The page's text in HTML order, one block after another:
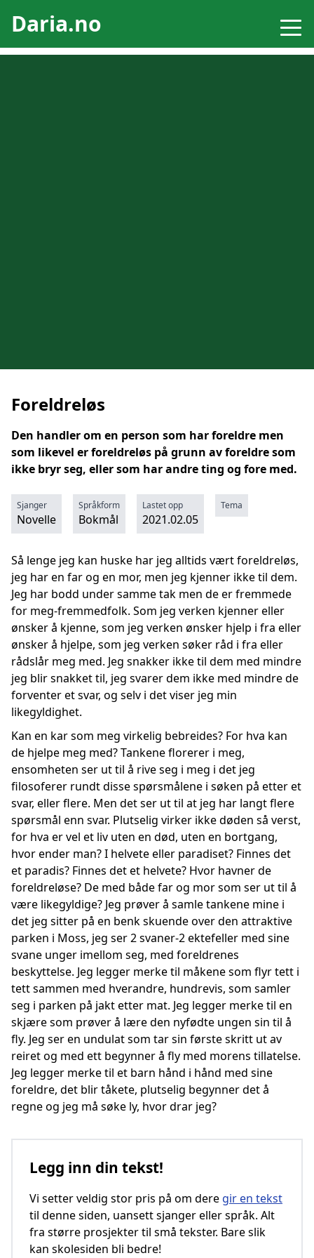
Daria.no
Foreldreløs
Den handler om en person som har foreldre men
som likevel er foreldreløs på grunn av foreldre som
ikke bryr seg, eller som har andre ting og fore med.
Sjanger
Novelle
Språkform
Bokmål
Lastet opp
2021.02.05
Tema
Så lenge jeg kan huske har jeg alltids vært foreldreløs,
jeg har en far og en mor, men jeg kjenner ikke til dem.
Jeg har bodd under samme tak men de er fremmede
for meg-fremmedfolk. Som jeg verken kjenner eller
ønsker å kjenne, som jeg verken ønsker hjelp i fra eller
ønsker å hjelpe, som jeg verken søker råd i fra eller
rådslår meg med. Jeg snakker ikke til dem med mindre
jeg blir snakket til, jeg svarer dem ikke med mindre de
forventer et svar, og selv i det viser jeg min
likegyldighet.
Kan en kar som meg virkelig bebreides? For hva kan
de hjelpe meg med? Tankene florerer i meg,
ensomheten ser ut til å rive seg i meg i det jeg
filosoferer rundt disse spørsmålene i søken på etter et
svar, eller flere. Men det ser ut til at jeg har langt flere
spørsmål enn svar. Plutselig virker ikke døden så verst,
for hva er vel et liv uten en død, uten en bortgang,
hvor ender man? I helvete eller paradiset? Finnes det
et paradis? Finnes det et helvete? Hvor havner de
foreldreløse? De med både far og mor som ser ut til å
være likegyldige? Jeg prøver å samle tankene mine i
det jeg sitter på en benk skuende over den attraktive
parken i Moss, jeg ser 2 svaner-2 ektefeller med sine
svane unger imellom seg, med foreldrenes
beskyttelse. Jeg legger merke til måkene som flyr tett i
tett sammen med hverandre, hundrevis, som samler
seg i parken på jakt etter mat. Jeg legger merke til en
skjære som prøver å lære den nyfødte ungen sin til å
fly. Jeg ser en undulat som tar sin første skritt ut av
reiret og med ett begynner å fly med morens tillatelse.
Jeg legger merke til et barn hånd i hånd med sine
foreldre, det blir tåkete, plutselig begynner det å
regne og jeg må søke ly, hvor drar jeg?
Legg inn din tekst!
Vi setter veldig stor pris på om dere gir en tekst
til denne siden, uansett sjanger eller språk. Alt
fra større prosjekter til små tekster. Bare slik
kan skolesiden bli bedre!